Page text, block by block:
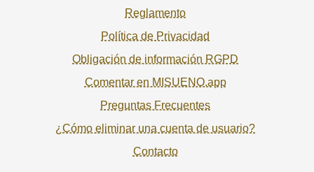
Reglamento
Política de Privacidad
Obligación de información RGPD
Comentar en MISUENO.app
Preguntas Frecuentes
¿Cómo eliminar una cuenta de usuario?
Contacto